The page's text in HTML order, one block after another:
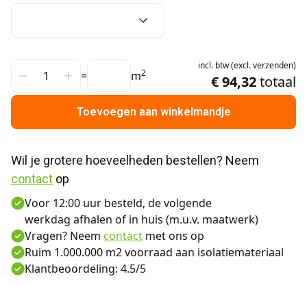
= m2
incl. btw(excl.verzenden)
€ 94,32totaal
Toevoegen aan winkelmandje
contact op
Voor 12:00 uur besteld, de volgende
werkdag afhalen of in huis (m.u.v. maatwerk)
Vragen? Neem contact met ons op
Ruim 1.000.000 m2 voorraad aan isolatiemateriaal
Klantbeoordeling: 4.5/5